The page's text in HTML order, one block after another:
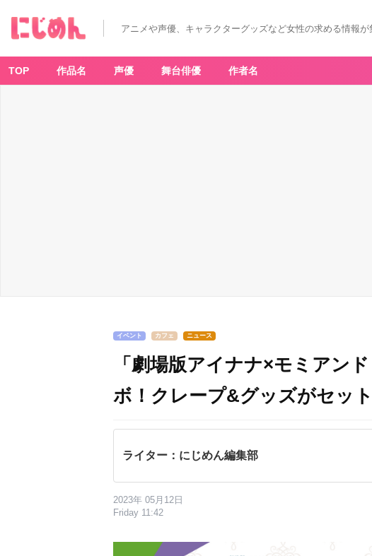
アニメや声優、キャラクターグッズなど女性の求める情報が
TOP 作品名 声優 舞台俳優 作者名
イベント カフェ ニュース
「劇場版アイナナ×モミアン
ボ！クレープ&グッズがセッ
ライター：にじめん編集部
2023年 05月12日
Friday 11:42